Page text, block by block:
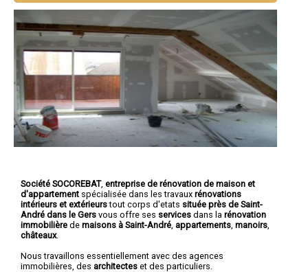
Société SOCOREBAT, entreprise de rénovation de maison et
d'appartement spécialisée dans les travaux rénovations
intérieurs et extérieurstout corps d'etats située près de Saint-
André dans le Gers vous offre ses services dans la rénovation
immobilière de maisons à Saint-André appartements manoirs
châteaux.
Nous travaillons essentiellement avec des agences
immobilières, des architectes et des particuliers.